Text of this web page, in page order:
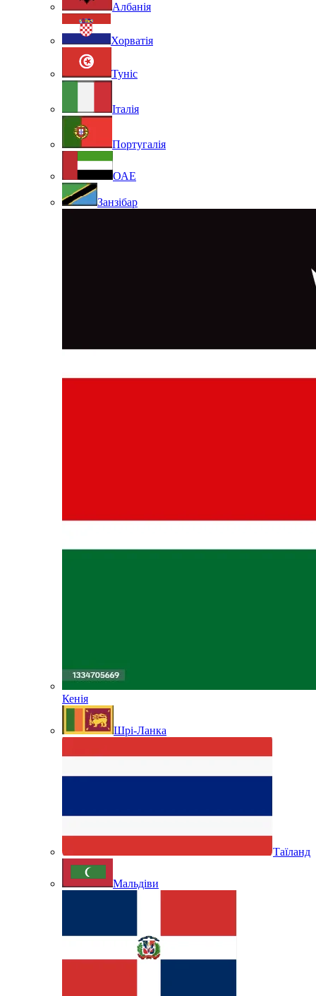
Албанія
Хорватія
Туніс
Італія
Португалія
ОАЕ
Занзібар
Кенія
Шрі-Ланка
Таїланд
Мальдіви